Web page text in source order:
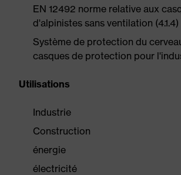
EN 12492 norme relative aux
d'alpinistes sans ventilation (4.1.4)
Système de protection du
casques de protection pour
Utilisations
Industrie
Construction
énergie
électricité